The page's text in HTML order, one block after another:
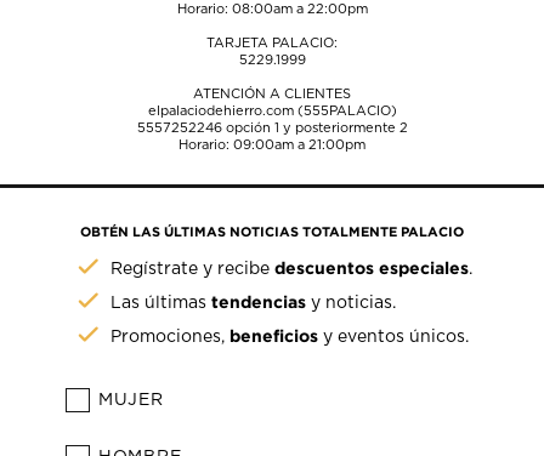
Horario: 08:00am a 22:00pm
TARJETA PALACIO:
5229.1999
ATENCIÓN A CLIENTES
elpalaciodehierro.com (555PALACIO)
5557252246opción 1 y posteriormente 2
Horario: 09:00am a 21:00pm
OBTÉN LAS ÚLTIMAS NOTICIAS TOTALMENTE PALACIO
Regístrate y recibedescuentos especiales.
Las últimastendencias y noticias.
Promociones, beneficios y eventos únicos.
MUJER